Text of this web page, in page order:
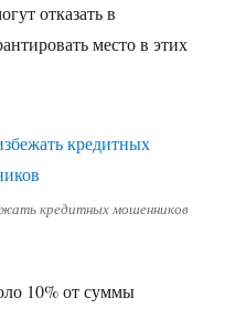
отказать в
место в этих
кредитных мошенников
10% от суммы